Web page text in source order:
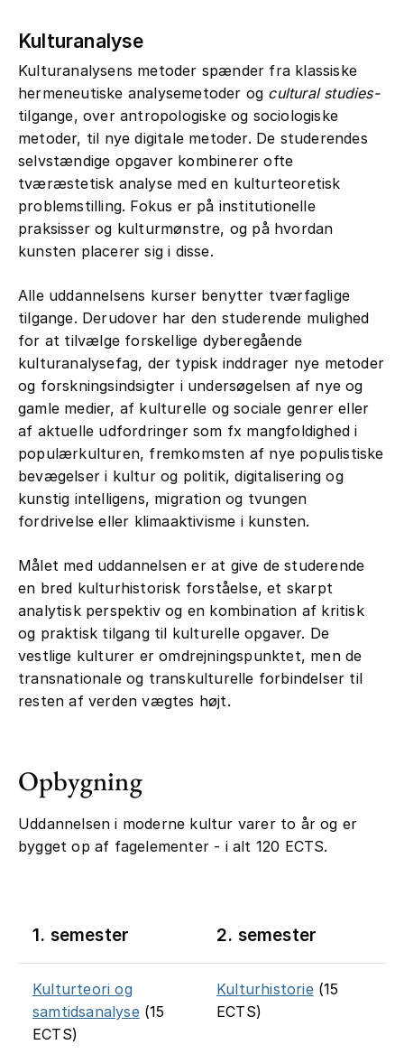
Kulturanalyse
Kulturanalysens metoder spænder fra klassiske
hermeneutiske analysemetoder og cultural studies-
tilgange, over antropologiske og sociologiske
metoder, til nye digitale metoder. De studerendes
selvstændige opgaver kombinerer ofte
tværæstetisk analyse med en kulturteoretisk
problemstilling. Fokus er på institutionelle
praksisser og kulturmønstre, og på hvordan
kunsten placerer sig i disse.
Alle uddannelsens kurser benytter tværfaglige
tilgange. Derudover har den studerende mulighed
for at tilvælge forskellige dyberegående
kulturanalysefag, der typisk inddrager nye metoder
og forskningsindsigter i undersøgelsen af nye og
gamle medier, af kulturelle og sociale genrer eller
af aktuelle udfordringer som fx mangfoldighed i
populærkulturen, fremkomsten af nye populistiske
bevægelser i kultur og politik, digitalisering og
kunstig intelligens, migration og tvungen
fordrivelse eller klimaaktivisme i kunsten.
Målet med uddannelsen er at give de studerende
en bred kulturhistorisk forståelse, et skarpt
analytisk perspektiv og en kombination af kritisk
og praktisk tilgang til kulturelle opgaver. De
vestlige kulturer er omdrejningspunktet, men de
transnationale og transkulturelle forbindelser til
resten af verden vægtes højt.
Opbygning
Uddannelsen i moderne kultur varer to år og er
bygget op af fagelementer - i alt 120 ECTS.
1. semester 2. semester
Kulturteori og
samtidsanalyse(15
ECTS)
Kulturhistorie(15
ECTS)